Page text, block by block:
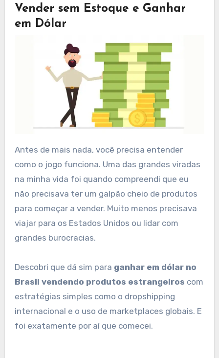
Vender sem Estoque e Ganhar
em Dólar
Antes de mais nada, você precisa entender
como o jogo funciona. Uma das grandes viradas
na minha vida foi quando compreendi que eu
não precisava ter um galpão cheio de produtos
para começar a vender. Muito menos precisava
viajar para os Estados Unidos ou lidar com
grandes burocracias.
Descobri que dá sim para ganhar em dólar no
Brasil vendendo produtos estrangeiros com
estratégias simples como o dropshipping
internacional e o uso de marketplaces globais. E
foi exatamente por aí que comecei.